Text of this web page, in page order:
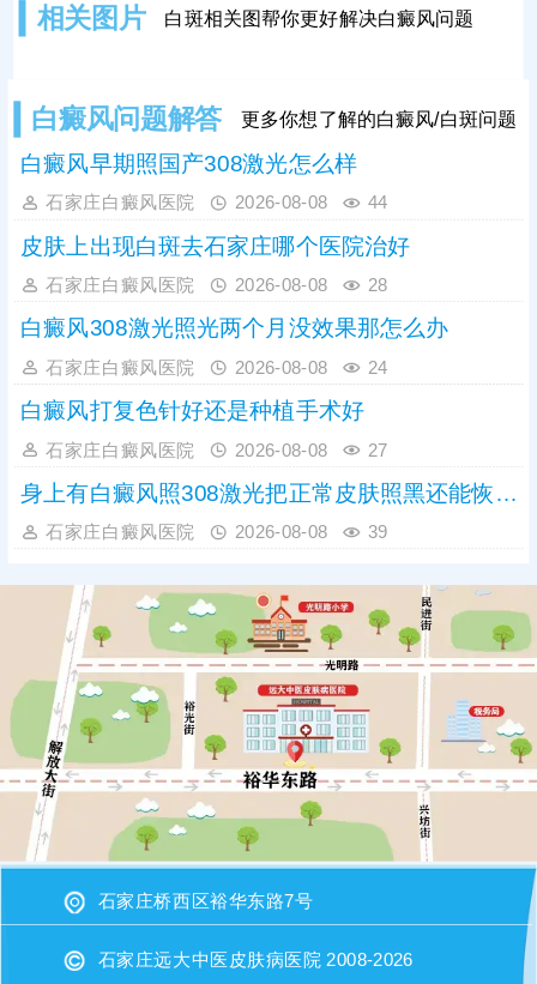
后规范治疗。
相关图片 白斑相关图帮你更好解决白癜风问题
白癜风问题解答 更多你想了解的白癜风/白斑问题
白癜风早期照国产308激光怎么样
石家庄白癜风医院 2026-08-08 44
皮肤上出现白斑去石家庄哪个医院治好
石家庄白癜风医院 2026-08-08 28
白癜风308激光照光两个月没效果那怎么办
石家庄白癜风医院 2026-08-08 24
白癜风打复色针好还是种植手术好
石家庄白癜风医院 2026-08-08 27
身上有白癜风照308激光把正常皮肤照黑还能恢复吗
石家庄白癜风医院 2026-08-08 39
石家庄桥西区裕华东路7号
石家庄远大中医皮肤病医院 2008-2026